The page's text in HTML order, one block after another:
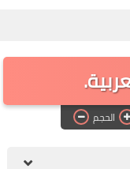
الحجم